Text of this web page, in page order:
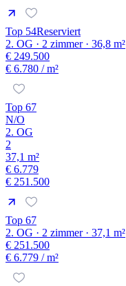
Top 54Reserviert
2. OG · 2 zimmer · 36,8 m²
€ 249.500
€ 6.780 / m²
Top 67
N/O
2. OG
2
37,1 m²
€ 6.779
€ 251.500
Top 67
2. OG · 2 zimmer · 37,1 m²
€ 251.500
€ 6.779 / m²